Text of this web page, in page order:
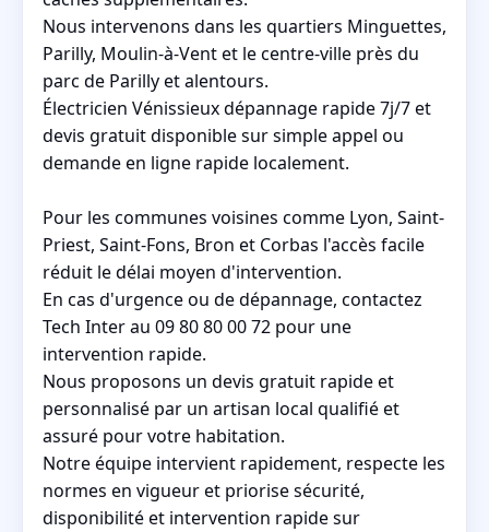
Nous intervenons dans les quartiers Minguettes,
Parilly, Moulin-à-Vent et le centre-ville près du
parc de Parilly et alentours.
Électricien Vénissieux dépannage rapide 7j/7 et
devis gratuit disponible sur simple appel ou
demande en ligne rapide localement.
Pour les communes voisines comme Lyon, Saint-
Priest, Saint-Fons, Bron et Corbas l'accès facile
réduit le délai moyen d'intervention.
En cas d'urgence ou de dépannage, contactez
Tech Inter au 09 80 80 00 72 pour une
intervention rapide.
Nous proposons un devis gratuit rapide et
personnalisé par un artisan local qualifié et
assuré pour votre habitation.
Notre équipe intervient rapidement, respecte les
normes en vigueur et priorise sécurité,
disponibilité et intervention rapide sur